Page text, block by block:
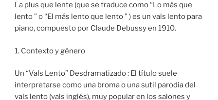
La plus que lente (que se traduce como “Lo más que
lento ” o “El más lento que lento ” ) es un vals lento para
piano, compuesto por Claude Debussy en 1910.
1. Contexto y género
Un “Vals Lento” Desdramatizado : El título suele
interpretarse como una broma o una sutil parodia del
vals lento (vals inglés), muy popular en los salones y